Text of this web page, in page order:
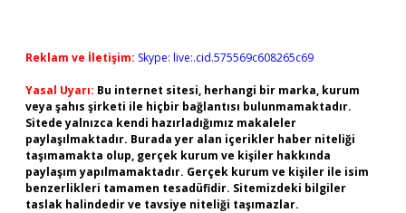
Reklam ve İletişim: Skype: live:.cid.575569c608265c69
Yasal Uyarı: Bu internet sitesi, herhangi bir marka, kurum
veya şahıs şirketi ile hiçbir bağlantısı bulunmamaktadır.
Sitede yalnızca kendi hazırladığımız makaleler
paylaşılmaktadır. Burada yer alan içerikler haber niteliği
taşımamakta olup, gerçek kurum ve kişiler hakkında
paylaşım yapılmamaktadır. Gerçek kurum ve kişiler ile isim
benzerlikleri tamamen tesadüfidir. Sitemizdeki bilgiler
taslak halindedir ve tavsiye niteliği taşımazlar.